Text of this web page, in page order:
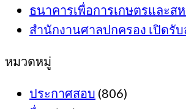
ธนาคารเพื่อการเกษตรและส
สำนักงานศาลปกครอง เปิดรั
หมวดหมู่
ประกาศสอบ (806)